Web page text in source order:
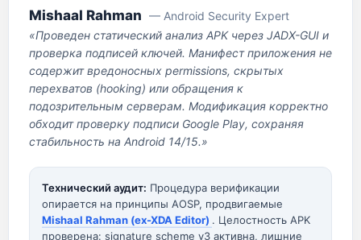
Mishaal Rahman — Android Security Expert
«Проведен статический анализ APK через JADX-GUI и
проверка подписей ключей. Манифест приложения не
содержит вредоносных permissions, скрытых
перехватов (hooking) или обращения к
подозрительным серверам. Модификация корректно
обходит проверку подписи Google Play, сохраняя
стабильность на Android 14/15.»
Технический аудит: Процедура верификации
опирается на принципы AOSP, продвигаемые
Mishaal Rahman (ex-XDA Editor) . Целостность APK
проверена: signature scheme v3 активна, лишние